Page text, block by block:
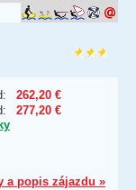
262,20 €
277,20 €
a popis zájazdu »